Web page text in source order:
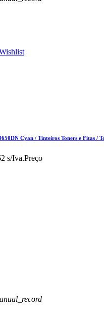
Cyan / Tinteiros Toners e Fitas /
s/Iva.Preço